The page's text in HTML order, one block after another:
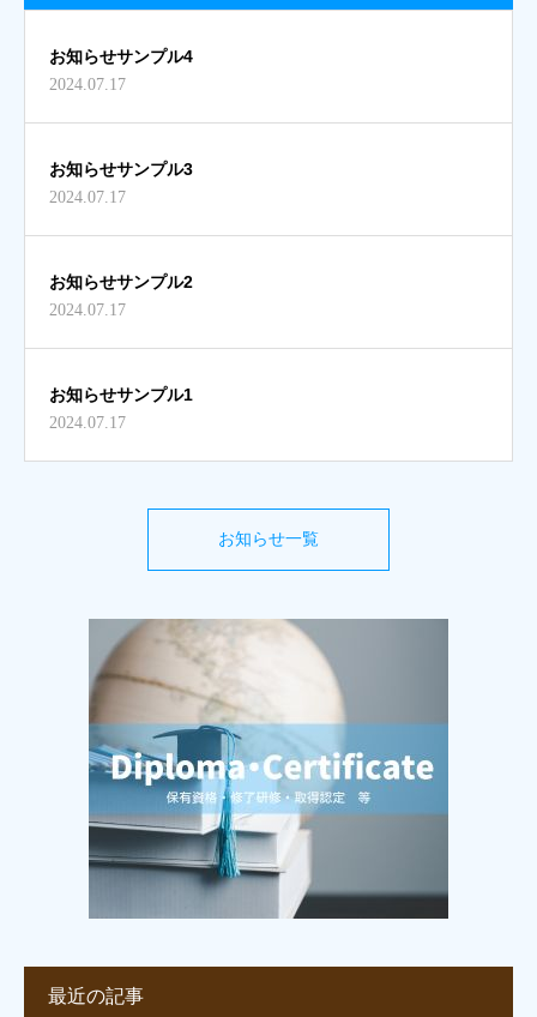
お知らせサンプル4
2024.07.17
お知らせサンプル3
2024.07.17
お知らせサンプル2
2024.07.17
お知らせサンプル1
2024.07.17
お知らせ一覧
最近の記事